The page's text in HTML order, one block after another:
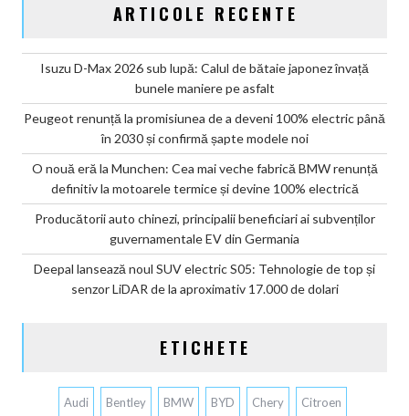
ARTICOLE RECENTE
Isuzu D-Max 2026 sub lupă: Calul de bătaie japonez învață
bunele maniere pe asfalt
Peugeot renunță la promisiunea de a deveni 100% electric până
în 2030 și confirmă șapte modele noi
O nouă eră la Munchen: Cea mai veche fabrică BMW renunță
definitiv la motoarele termice și devine 100% electrică
Producătorii auto chinezi, principalii beneficiari ai subvenților
guvernamentale EV din Germania
Deepal lansează noul SUV electric S05: Tehnologie de top și
senzor LiDAR de la aproximativ 17.000 de dolari
ETICHETE
Audi Bentley BMW BYD Chery Citroen